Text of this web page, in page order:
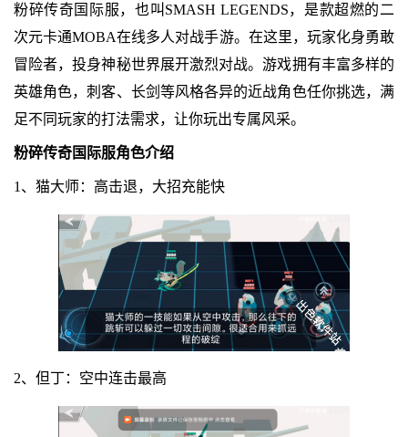
粉碎传奇国际服，也叫SMASH LEGENDS，是款超燃的二
次元卡通MOBA在线多人对战手游。在这里，玩家化身勇敢
冒险者，投身神秘世界展开激烈对战。游戏拥有丰富多样的
英雄角色，刺客、长剑等风格各异的近战角色任你挑选，满
足不同玩家的打法需求，让你玩出专属风采。
粉碎传奇国际服角色介绍
1、猫大师：高击退，大招充能快
2、但丁：空中连击最高